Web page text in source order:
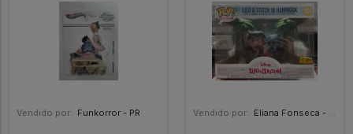
Vendido por: Funkorror - PR Vendido por: Eliana Fonseca - SP